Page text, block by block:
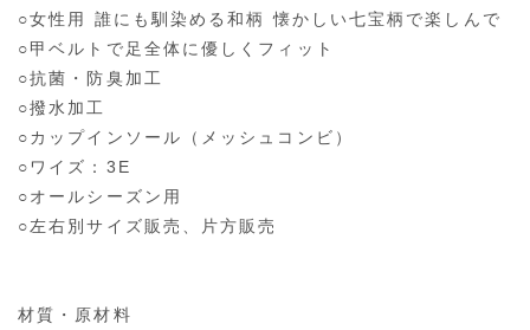
○女性用 誰にも馴染める和柄 懐かしい七宝柄で楽しんで
○甲ベルトで足全体に優しくフィット
○抗菌・防臭加工
○撥水加工
○カップインソール（メッシュコンビ）
○ワイズ：3E
○オールシーズン用
○左右別サイズ販売、片方販売
材質・原材料